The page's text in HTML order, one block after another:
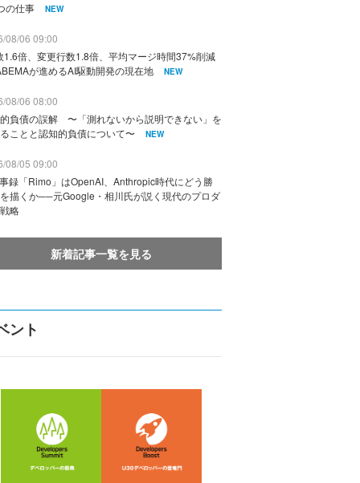
の仕事
NEW
08/06 09:00
1.6倍、変更行数1.8倍、平均マージ時間37%削減
が進めるAI駆動開発の現在地
NEW
08/06 08:00
負債の誤解 〜「測れないから説明できない」を
ことと認知的負債について〜
NEW
08/05 09:00
録「Rimo」はOpenAI、Anthropic時代にどう勝
描くか──元Google・相川氏が説く現代のプロダ
略
新着記事一覧を見る
ント